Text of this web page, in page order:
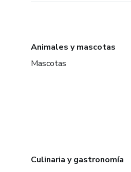
Animales y mascotas
Mascotas
Culinaria y gastronomía